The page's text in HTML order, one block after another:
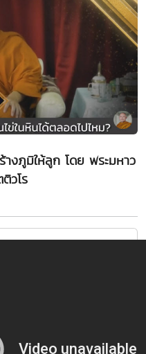
งภูมิให้ลูก โดย พระมหาว
วโร